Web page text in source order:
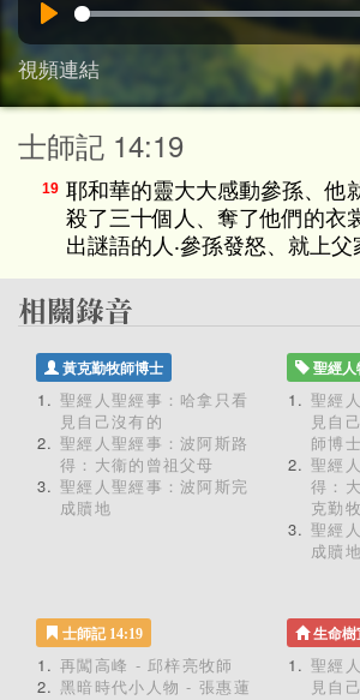
視頻連結
士師記 14:19
19 耶和華的靈大大感動參孫、他
殺了三十個人、奪了他們的衣
出謎語的人‧參孫發怒、就上父
黃克勤牧師博士
聖經人聖經事：哈拿只看
見自己沒有的
聖經人聖經事：波阿斯路
得：大衞的曾祖父母
聖經人聖經事：波阿斯完
成贖地
聖經人
聖經
見自
師博士
聖經
得：
克勤
聖經
成贖
士師記 14:19
再闖高峰 - 邱梓亮牧師
黑暗時代小人物 - 張惠蓮
生命樹
聖經
見自